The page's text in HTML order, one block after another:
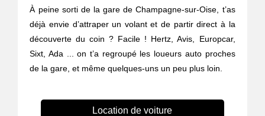
À peine sorti de la gare de Champagne-sur-Oise, t’as
déjà envie d’attraper un volant et de partir direct à la
découverte du coin ? Facile ! Hertz, Avis, Europcar,
Sixt, Ada ... on t’a regroupé les loueurs auto proches
de la gare, et même quelques-uns un peu plus loin.
Location de voiture